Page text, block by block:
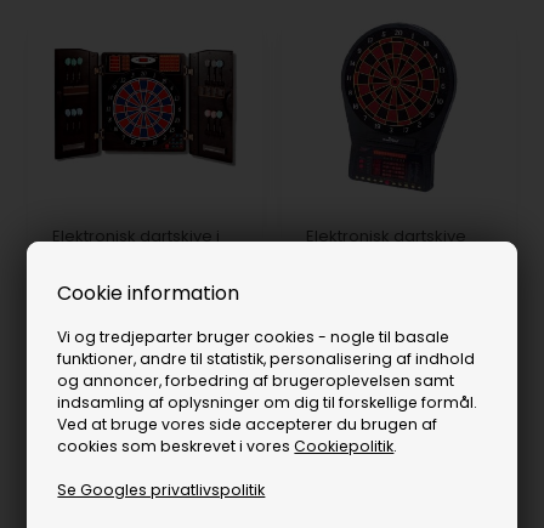
Cookie information
Vi og tredjeparter bruger cookies - nogle til basale
funktioner, andre til statistik, personalisering af indhold
og annoncer, forbedring af brugeroplevelsen samt
indsamling af oplysninger om dig til forskellige formål.
Ved at bruge vores side accepterer du brugen af
cookies som beskrevet i voresCookiepolitik.
Se Googles privatlivspolitik
Elektronisk dartskive i
1.909,00 DKK
Elektronisk dartskive